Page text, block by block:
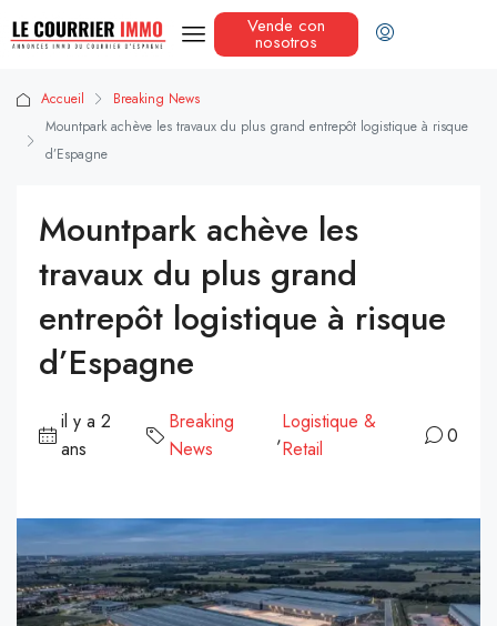
Vende con
nosotros
Accueil
Breaking News
Mountpark achève les travaux du plus grand entrepôt logistique à risque
d’Espagne
Mountpark achève les
travaux du plus grand
entrepôt logistique à risque
d’Espagne
il y a 2
ans
Breaking
News
,
Logistique &
Retail
0